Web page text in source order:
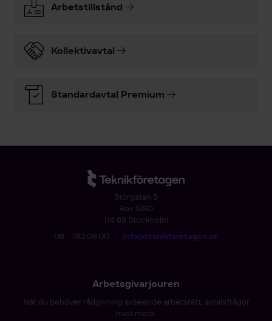
Arbetstillstånd
Kollektivavtal
Standardavtal Premium
Storgatan 5
Box 5510
114 85 Stockholm
08 - 782 08 00 • info@teknikforetagen.se
Arbetsgivarjouren
När du behöver rådgivning avseende arbetsrätt, avtalsfrågor
med mera.